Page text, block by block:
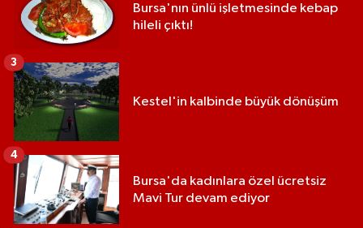
Bursa'nın ünlü işletmesinde kebap
hileli çıktı!
Kestel'in kalbinde büyük dönüşüm
3
Bursa'da kadınlara özel ücretsiz
Mavi Tur devam ediyor
4